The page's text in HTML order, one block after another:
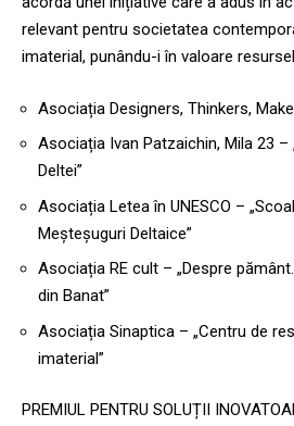
relevant pentru societatea
imaterial, punându-i în valoare
Asociația Designers, Thinkers,
Asociația Ivan Patzaichin, Mila 23 –
Deltei”
Asociația Letea în UNESCO –
Meșteșuguri Deltaice”
Asociația RE cult – „Despre
din Banat”
Asociația Sinaptica – „Centru de
imaterial”
PREMIUL PENTRU SOLUȚII